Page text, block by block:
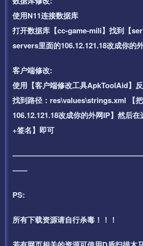
使用N11连接数据库
打开数据库【cc-game-mili】找到【
servers里面的106.12.121.18改成你的外
客户端修改:
使用【客户端修改工具ApkToolAid】
找到路径：res\values\strings.xml 【
106.12.121.18改成你的外网IP】然后
+签名】即可
——
PS:
所有下载资源请自行杀毒！！！